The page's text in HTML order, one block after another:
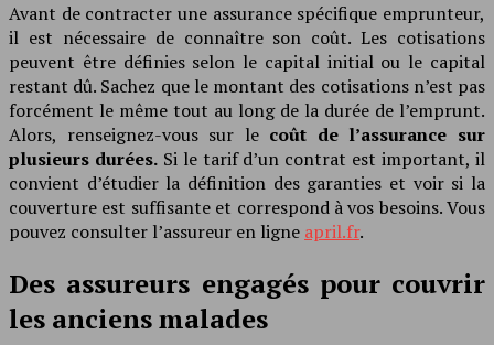
Avant de contracter une assurance spécifique emprunteur,
il est nécessaire de connaître son coût. Les cotisations
peuvent être définies selon le capital initial ou le capital
restant dû. Sachez que le montant des cotisations n’est pas
forcément le même tout au long de la durée de l’emprunt.
Alors, renseignez-vous sur le coût de l’assurance sur
plusieurs durées.Si le tarif d’un contrat est important, il
convient d’étudier la définition des garanties et voir si la
couverture est suffisante et correspond à vos besoins. Vous
pouvez consulter l’assureur en ligne april.fr.
Des assureurs engagés pour couvrir
les anciens malades